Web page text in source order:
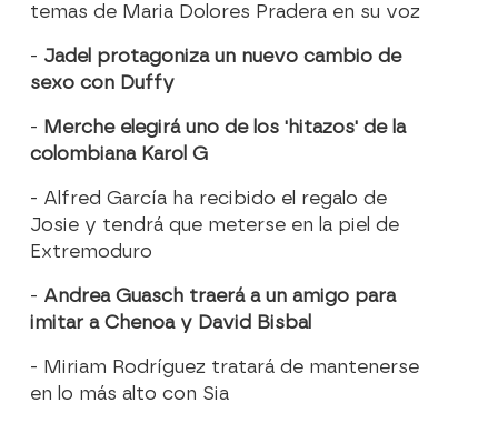
temas de Maria Dolores Pradera en su voz
- Jadel protagoniza un nuevo cambio de
sexo con Duffy
- Merche elegirá uno de los 'hitazos' de la
colombiana Karol G
- Alfred García ha recibido el regalo de
Josie y tendrá que meterse en la piel de
Extremoduro
- Andrea Guasch traerá a un amigo para
imitar a Chenoa y David Bisbal
- Miriam Rodríguez tratará de mantenerse
en lo más alto con Sia